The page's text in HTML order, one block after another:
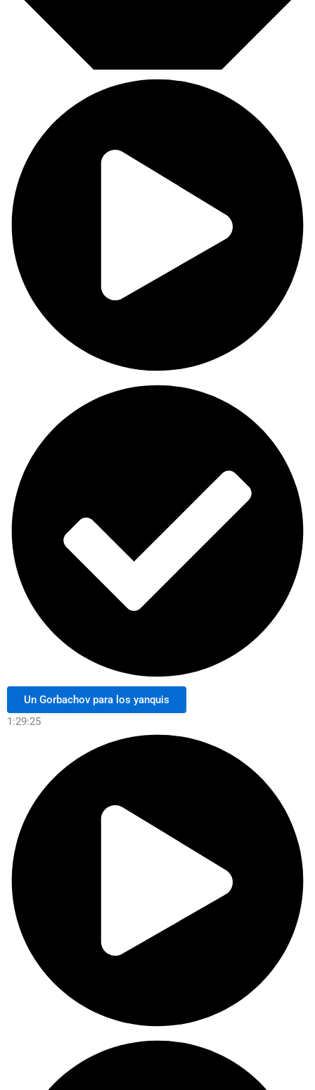
Un Gorbachov para los yanquis
1:29:25